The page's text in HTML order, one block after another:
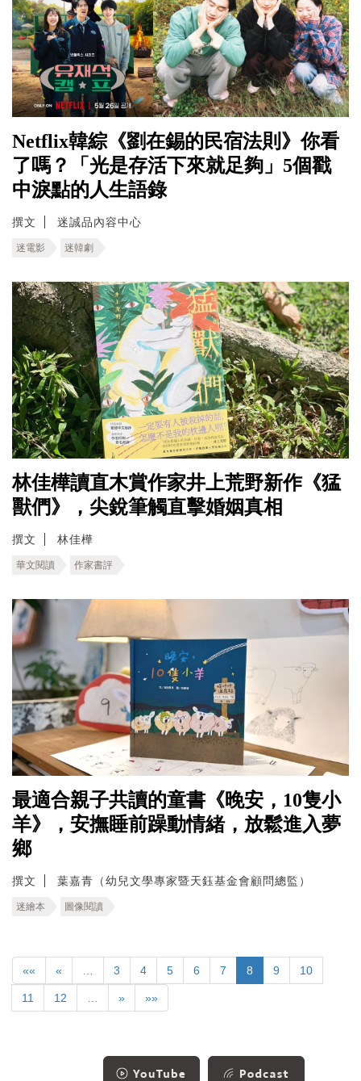
Netflix韓綜《劉在錫的民宿法則》你看
了嗎？「光是存活下來就足夠」5個戳
中淚點的人生語錄
撰文 迷誠品內容中心
迷電影 迷韓劇
林佳樺讀直木賞作家井上荒野新作《猛
獸們》，尖銳筆觸直擊婚姻真相
撰文 林佳樺
華文閱讀 作家書評
最適合親子共讀的童書《晚安，10隻小
羊》，安撫睡前躁動情緒，放鬆進入夢
鄉
撰文 葉嘉青（幼兒文學專家暨天鈺基金會顧問總監）
迷繪本 圖像閱讀
«« « 3 4 5 6 7 8 9 10
11 12 » »»